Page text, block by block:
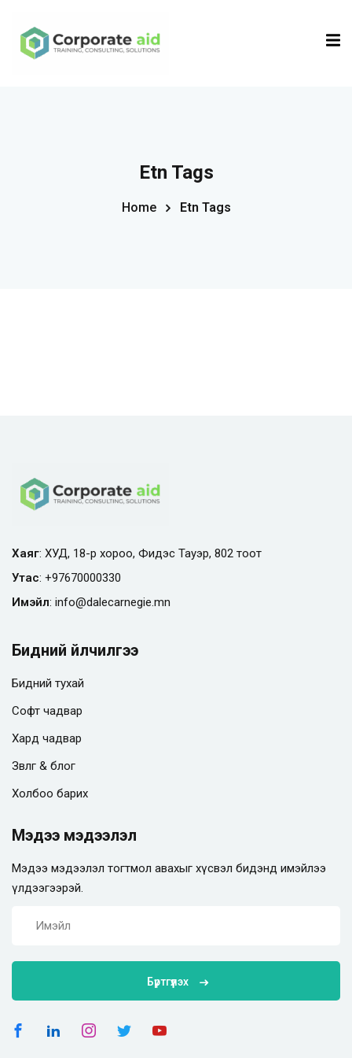
Etn Tags
Home Etn Tags
Хаяг: ХУД, 18-р хороо, Фидэс Тауэр, 802 тоот
Утас: +97670000330
Имэйл: info@dalecarnegie.mn
Бидний үйлчилгээ
Бидний тухай
Софт чадвар
Хард чадвар
Зөвлөгөө & блог
Холбоо барих
Мэдээ мэдээлэл
Мэдээ мэдээлэл тогтмол авахыг хүсвэл бидэнд имэйлээ
үлдээгээрэй.
Бүртгүүлэх
Sign in